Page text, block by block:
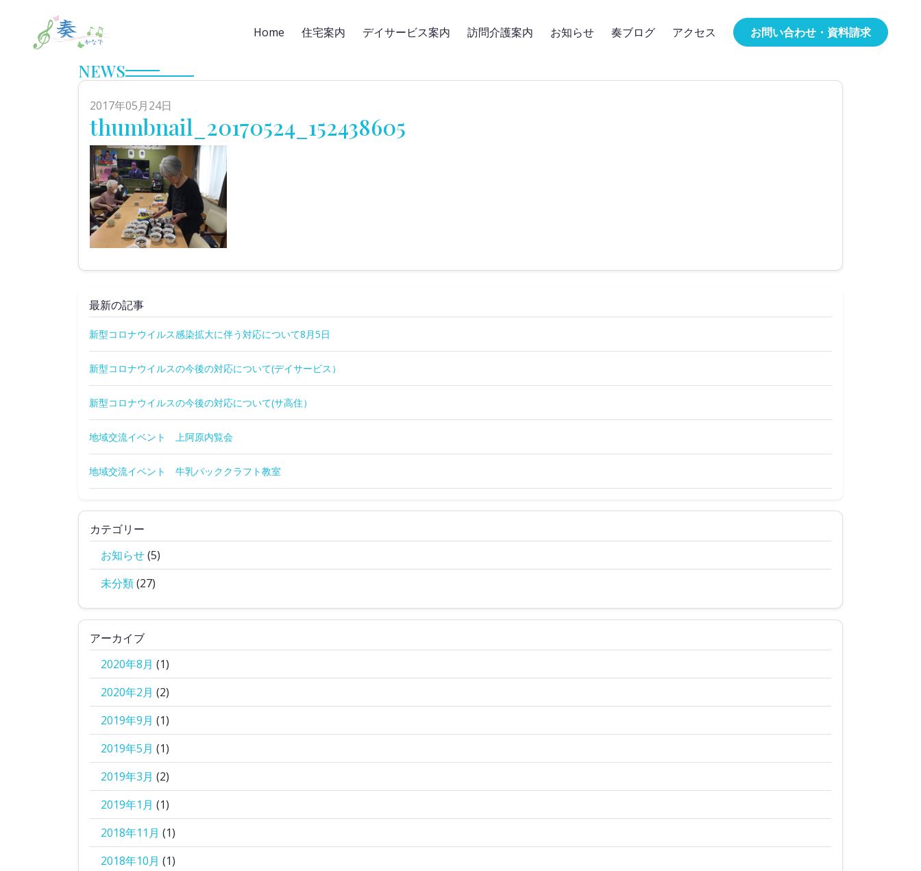
Home 住宅案内 デイサービス案内 訪問介護案内 お知らせ 奏ブログ アクセス お問い合わせ・資料請求
NEWS
2017年05月24日
thumbnail_20170524_152438605
最新の記事
新型コロナウイルス感染拡大に伴う対応について8月5日
新型コロナウイルスの今後の対応について(デイサービス）
新型コロナウイルスの今後の対応について(サ高住）
地域交流イベント 上阿原内覧会
地域交流イベント 牛乳パッククラフト教室
カテゴリー
お知らせ(5)
未分類(27)
アーカイブ
2020年8月 (1)
2020年2月 (2)
2019年9月 (1)
2019年5月 (1)
2019年3月 (2)
2019年1月 (1)
2018年11月 (1)
2018年10月 (1)